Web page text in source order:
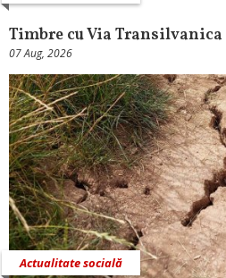
Timbre cu Via Transilvanica
07 Aug, 2026
Actualitate socială